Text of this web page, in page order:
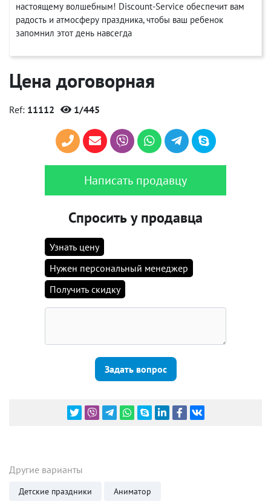
настоящему волшебным! Discount-Service обеспечит вам
радость и атмосферу праздника, чтобы ваш ребенок
запомнил этот день навсегда
Цена договорная
Ref: 11112 1/445
Написать продавцу
Спросить у продавца
Узнать цену
Нужен персональный менеджер
Получить скидку
Задать вопрос
Другие варианты
Детские праздники Аниматор